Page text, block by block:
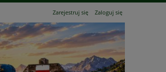
Zarejestruj się Zaloguj się